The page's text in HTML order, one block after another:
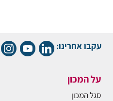
עקבו אחרינו:
על המכון
סגל המכון